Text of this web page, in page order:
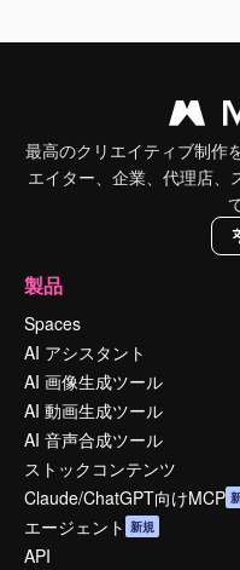
最高のクリエイティブ制作
エイター、企業、代理店、
製品
Spaces
AI アシスタント
AI 画像生成ツール
AI 動画生成ツール
AI 音声合成ツール
ストックコンテンツ
Claude/ChatGPT向けMCP
エージェント 新規
API